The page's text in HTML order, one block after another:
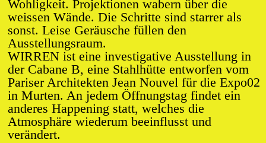
Gestaltung:
Atelier HKB
Website:
Ivan Weiss
Wohligkeit. Projektionen wabern über die
weissen Wände. Die Schritte sind starrer als
sonst. Leise Geräusche füllen den
Ausstellungsraum.
WIRREN ist eine investigative Ausstellung in
der Cabane B, eine Stahlhütte entworfen vom
Pariser Architekten Jean Nouvel für die Expo02
in Murten. An jedem Öffnungstag findet ein
anderes Happening statt, welches die
Atmosphäre wiederum beeinflusst und
verändert.